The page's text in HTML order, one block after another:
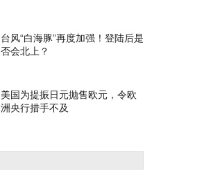
台风“白海豚”再度加强！登陆后是
否会北上？
美国为提振日元抛售欧元，令欧
洲央行措手不及